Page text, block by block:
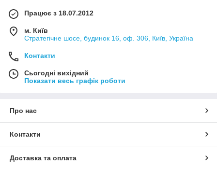
Працює з 18.07.2012
м. Київ
Стратегічне шосе, будинок 16, оф. 306, Київ, Україна
Контакти
Сьогодні вихідний
Показати весь графік роботи
Про нас
Контакти
Доставка та оплата